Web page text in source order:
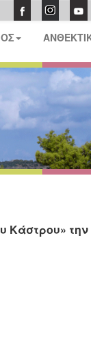
Κάστρου»